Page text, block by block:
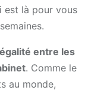
est là pour vous
entre les
. Comme le
au monde,